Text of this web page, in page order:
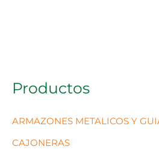
Productos
ARMAZONES METALICOS Y
CAJONERAS